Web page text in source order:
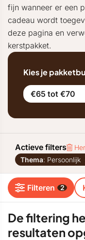
fijn wanneer er een
cadeau wordt
deze pagina en
kerstpakket.
Kies je
€65 tot €70
Actieve filters
Thema: Persoonlijk
Filteren 2
De filtering
resultaten